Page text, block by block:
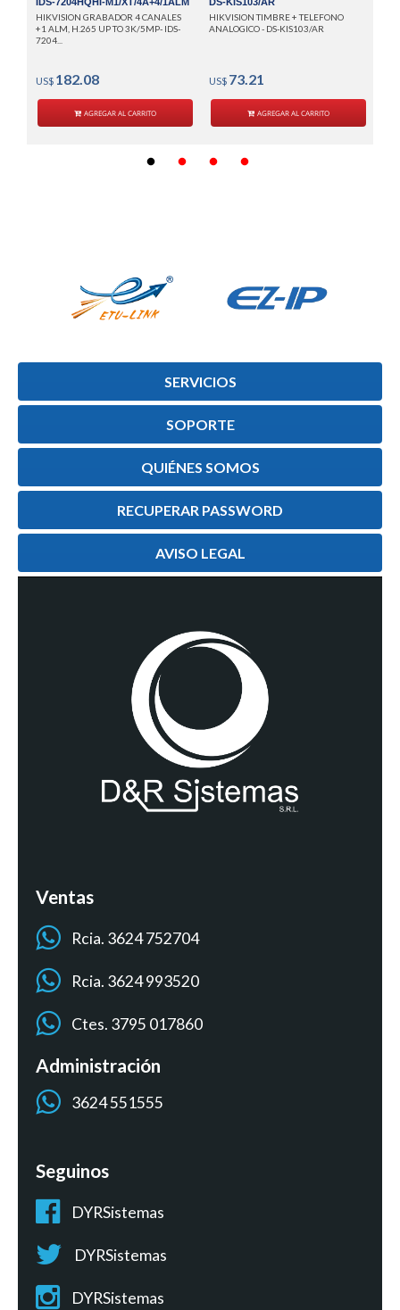
HIKVISION GRABADOR 4 CANALES
+1 ALM, H.265 UP TO 3K/5MP- IDS-
7204...
US$ 182.08
AGREGAR AL CARRITO
HIKVISION TIMBRE + TELEFONO
ANALOGICO - DS-KIS103/AR
US$ 73.21
AGREGAR AL CARRITO
SERVICIOS
SOPORTE
QUIÉNES SOMOS
RECUPERAR PASSWORD
AVISO LEGAL
Ventas
Rcia. 3624 752704
Rcia. 3624 993520
Ctes. 3795 017860
Administración
3624 551555
Seguinos
DYRSistemas
DYRSistemas
DYRSistemas